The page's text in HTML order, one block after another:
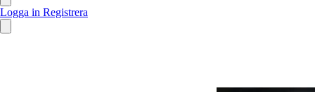
Logga in Registrera